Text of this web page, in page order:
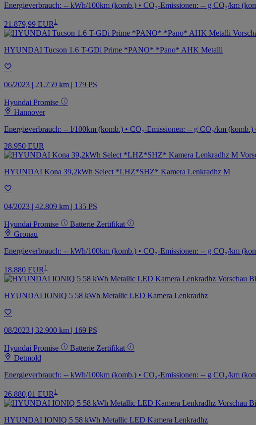
Energieverbrauch: -- kWh/100km (komb.) • CO₂-Emissionen: -- g CO₂/km
21.879,99 EUR 1
HYUNDAI Tucson 1.6 T-GDi Prime *PANO* *Pano* AHK Metalli
06/2023 | 21.759 km | 179 PS
Hyundai Promise
Hannover
Energieverbrauch: -- l/100km (komb.) • CO₂-Emissionen: -- g CO₂/km (komb.)
28.950 EUR
HYUNDAI Kona 39,2kWh Select *LHZ*SHZ* Kamera Lenkradhz M
04/2023 | 42.809 km | 135 PS
Hyundai Promise
Batterie Zertifikat
Gronau
Energieverbrauch: -- kWh/100km (komb.) • CO₂-Emissionen: -- g CO₂/km
18.880 EUR 1
HYUNDAI IONIQ 5 58 kWh Metallic LED Kamera Lenkradhz
08/2023 | 32.900 km | 169 PS
Hyundai Promise
Batterie Zertifikat
Detmold
Energieverbrauch: -- kWh/100km (komb.) • CO₂-Emissionen: -- g CO₂/km
26.880,01 EUR 1
HYUNDAI IONIQ 5 58 kWh Metallic LED Kamera Lenkradhz